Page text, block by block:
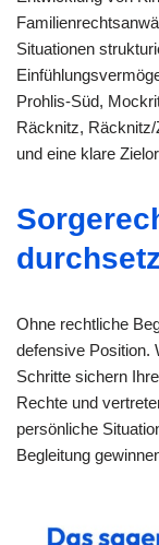
Situationen
Prohlis-Süd,
Räcknitz,
und eine klare
Ohne rechtliche
defensive Position.
Schritte sichern
Rechte und
persönliche
Begleitung